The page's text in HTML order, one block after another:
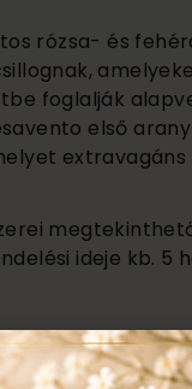
rózsa- és
foglalják
első
ideje kb. 5
25.200 Ft/
g áron!